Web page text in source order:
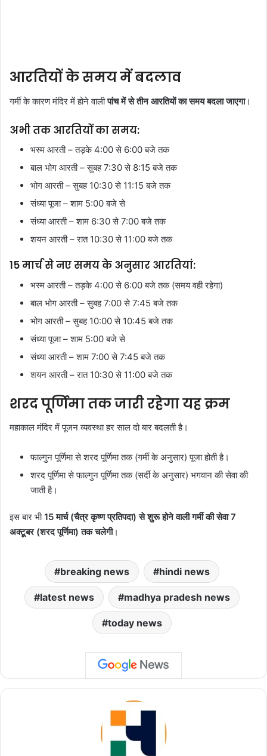
आरतियों के समय में बदलाव
गर्मी के कारण मंदिर में होने वालीपांच में से तीन आरतियों का समय बदला जाएगा।
अभी तक आरतियों का समय:
भस्म आरती – तड़के 4:00 से 6:00 बजे तक
बाल भोग आरती – सुबह 7:30 से 8:15 बजे तक
भोग आरती – सुबह 10:30 से 11:15 बजे तक
संध्या पूजा – शाम 5:00 बजे से
संध्या आरती – शाम 6:30 से 7:00 बजे तक
शयन आरती – रात 10:30 से 11:00 बजे तक
15 मार्च से नए समय के अनुसार आरतियां:
भस्म आरती – तड़के 4:00 से 6:00 बजे तक (समय वही रहेगा)
बाल भोग आरती – सुबह 7:00 से 7:45 बजे तक
भोग आरती – सुबह 10:00 से 10:45 बजे तक
संध्या पूजा – शाम 5:00 बजे से
संध्या आरती – शाम 7:00 से 7:45 बजे तक
शयन आरती – रात 10:30 से 11:00 बजे तक
शरद पूर्णिमा तक जारी रहेगा यह क्रम
महाकाल मंदिर में पूजन व्यवस्था हर साल दो बार बदलती है।
फाल्गुन पूर्णिमा से शरद पूर्णिमा तक (गर्मी के अनुसार) पूजा होती है।
शरद पूर्णिमा से फाल्गुन पूर्णिमा तक (सर्दी के अनुसार) भगवान की सेवा की
जाती है।
इस बार भी15 मार्च (चैत्र कृष्ण प्रतिपदा) से शुरू होने वाली गर्मी की सेवा 7
अक्टूबर (शरद पूर्णिमा) तक चलेगी।
breaking news hindi news
latest news madhya pradesh news
today news